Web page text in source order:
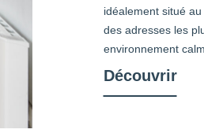
idéalement situé
des adresses les
environnement
Découvrir